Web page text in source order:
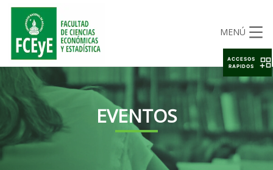
MENÚ
EVENTOS
ACCESOS
RAPIDOS